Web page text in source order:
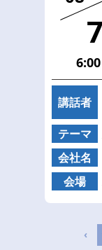
7
講話者
テーマ
会社名
会場
‹